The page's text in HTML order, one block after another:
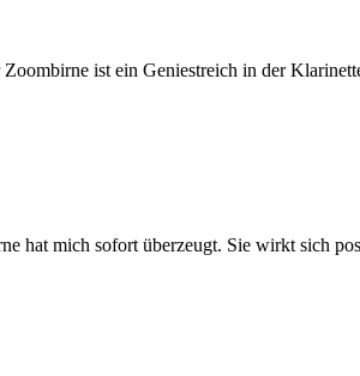
ist ein Geniestreich in der
hat mich sofort überzeugt. Sie wirkt sich